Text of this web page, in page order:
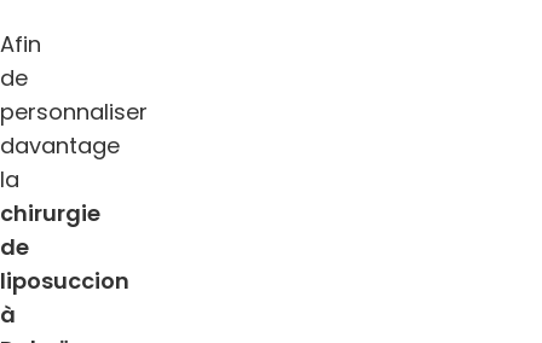
Afin
de
personnaliser
davantage
la
chirurgie
de
liposuccion
à